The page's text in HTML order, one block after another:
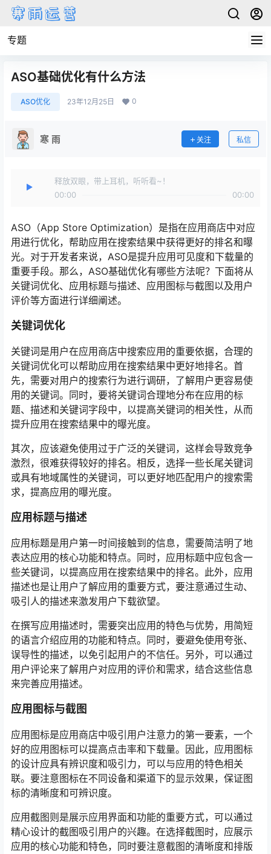
专题
ASO基础优化有什么方法
ASO优化 23年12月25日 0
寒 雨 关注 私信
释放双眼，带上耳机，听听看~！
00:00
00:00
ASO（App Store Optimization）是指在应用商店中对应
用进行优化，帮助应用在搜索结果中获得更好的排名和曝
光。对于开发者来说，ASO是提升应用可见度和下载量的
重要手段。那么，ASO基础优化有哪些方法呢？下面将从
关键词优化、应用标题与描述、应用图标与截图以及用户
评价等方面进行详细阐述。
关键词优化
关键词是用户在应用商店中搜索应用的重要依据，合理的
关键词优化可以帮助应用在搜索结果中更好地排名。首
先，需要对用户的搜索行为进行调研，了解用户更容易使
用的关键词。同时，要将关键词合理地分布在应用的标
题、描述和关键词字段中，以提高关键词的相关性，从而
提升应用在搜索结果中的曝光度。
其次，应该避免使用过于广泛的关键词，这样会导致竞争
激烈，很难获得较好的排名。相反，选择一些长尾关键词
或具有地域属性的关键词，可以更好地匹配用户的搜索需
求，提高应用的曝光度。
应用标题与描述
应用标题是用户第一时间接触到的信息，需要简洁明了地
表达应用的核心功能和特点。同时，应用标题中应包含一
些关键词，以提高应用在搜索结果中的排名。此外，应用
描述也是让用户了解应用的重要方式，要注意通过生动、
吸引人的描述来激发用户下载欲望。
在撰写应用描述时，需要突出应用的特色与优势，用简短
的语言介绍应用的功能和特点。同时，要避免使用夸张、
误导性的描述，以免引起用户的不信任。另外，可以通过
用户评论来了解用户对应用的评价和需求，结合这些信息
来完善应用描述。
应用图标与截图
应用图标是应用商店中吸引用户注意力的第一要素，一个
好的应用图标可以提高点击率和下载量。因此，应用图标
的设计应具有辨识度和吸引力，可以与应用的特色相关
联。要注意图标在不同设备和渠道下的显示效果，保证图
标的清晰度和可辨识度。
应用截图则是展示应用界面和功能的重要方式，可以通过
精心设计的截图吸引用户的兴趣。在选择截图时，应展示
应用的核心功能和特色，同时要注意截图的清晰度和排版